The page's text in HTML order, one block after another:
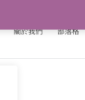
關於我們 部落格